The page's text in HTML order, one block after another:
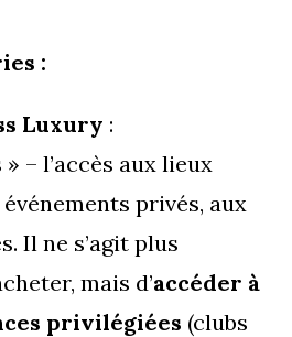
:
Luxury :
» – l’accès aux lieux
privés, aux
Il ne s’agit plus
mais d’accéder à
privilégiées (clubs